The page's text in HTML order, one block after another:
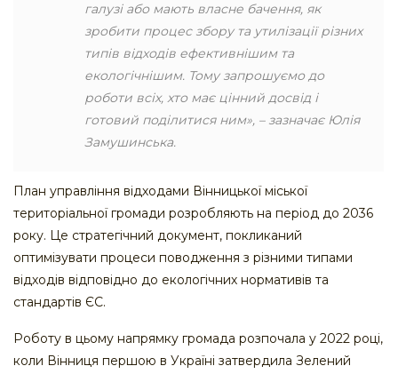
галузі або мають власне бачення, як
зробити процес збору та утилізації різних
типів відходів ефективнішим та
екологічнішим. Тому запрошуємо до
роботи всіх, хто має цінний досвід і
готовий поділитися ним», – зазначає Юлія
Замушинська.
План управління відходами Вінницької міської
територіальної громади розробляють на період до 2036
року. Це стратегічний документ, покликаний
оптимізувати процеси поводження з різними типами
відходів відповідно до екологічних нормативів та
стандартів ЄС.
Роботу в цьому напрямку громада розпочала у 2022 році,
коли Вінниця першою в Україні затвердила Зелений